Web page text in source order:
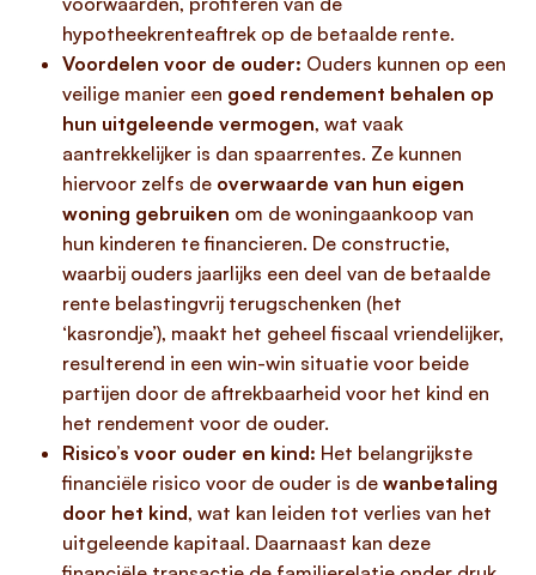
hypotheekrenteaftrek op de betaalde rente.
Voordelen voor de ouder: Ouders kunnen op een
veilige manier een goed rendement behalen op
hun uitgeleende vermogen, wat vaak
aantrekkelijker is dan spaarrentes. Ze kunnen
hiervoor zelfs de overwaarde van hun eigen
woning gebruiken om de woningaankoop van
hun kinderen te financieren. De constructie,
waarbij ouders jaarlijks een deel van de betaalde
rente belastingvrij terugschenken (het
‘kasrondje’), maakt het geheel fiscaal vriendelijker,
resulterend in een win-win situatie voor beide
partijen door de aftrekbaarheid voor het kind en
het rendement voor de ouder.
Risico’s voor ouder en kind: Het belangrijkste
financiële risico voor de ouder is de wanbetaling
door het kind, wat kan leiden tot verlies van het
uitgeleende kapitaal. Daarnaast kan deze